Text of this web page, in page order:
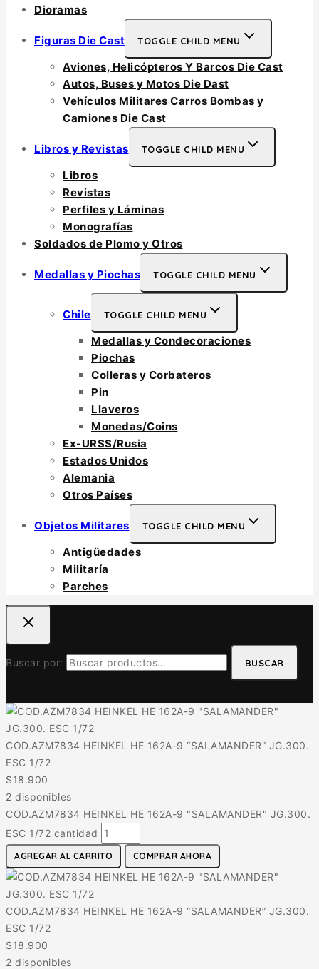
Dioramas
Figuras Die Cast TOGGLE CHILD MENU
Aviones, Helicópteros Y Barcos Die Cast
Autos, Buses y Motos Die Dast
Vehículos Militares Carros Bombas y
Camiones Die Cast
Libros y Revistas TOGGLE CHILD MENU
Libros
Revistas
Perfiles y Láminas
Monografías
Soldados de Plomo y Otros
Medallas y Piochas TOGGLE CHILD MENU
Chile TOGGLE CHILD MENU
Medallas y Condecoraciones
Piochas
Colleras y Corbateros
Pin
Llaveros
Monedas/Coins
Ex-URSS/Rusia
Estados Unidos
Alemania
Otros Países
Objetos Militares TOGGLE CHILD MENU
Antigüedades
Militaría
Parches
Buscar por: BUSCAR
COD.AZM7834 HEINKEL HE 162A-9 “SALAMANDER” JG.300.
ESC 1/72
$18.900
2 disponibles
COD.AZM7834 HEINKEL HE 162A-9 "SALAMANDER" JG.300.
ESC 1/72 cantidad
AGREGAR AL CARRITO COMPRAR AHORA
COD.AZM7834 HEINKEL HE 162A-9 “SALAMANDER” JG.300.
ESC 1/72
$18.900
2 disponibles